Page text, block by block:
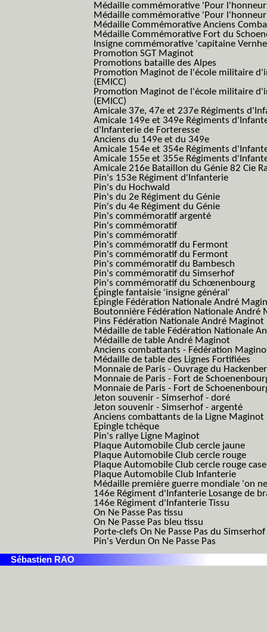
Médaille commémorative 'Pour
Médaille commémorative 'Pour
Médaille Commémorative Anciens
Médaille Commémorative Fort du
Insigne commémorative 'capitaine
Promotion SGT Maginot
Promotions bataille des Alpes
Promotion Maginot de l'école militaire
(EMICC)
Promotion Maginot de l'école militaire
(EMICC)
Amicale 37e, 47e et 237e Régiments
Amicale 149e et 349e Régiments
d'Infanterie de Forteresse
Anciens du 149e et du 349e
Amicale 154e et 354e Régiments
Amicale 155e et 355e Régiments
Amicale 216e Bataillon du Génie 82 Cie
Pin's 153e Régiment d'Infanterie
Pin's du Hochwald
Pin's du 2e Régiment du Génie
Pin's du 4e Régiment du Génie
Pin's commémoratif argenté
Pin's commémoratif
Pin's commémoratif
Pin's commémoratif du Fermont
Pin's commémoratif du Fermont
Pin's commémoratif du Bambesch
Pin's commémoratif du Simserhof
Pin's commémoratif du Schœnenbourg
Épingle fantaisie 'insigne général'
Épingle Fédération Nationale André
Boutonnière Fédération Nationale André
Pins Fédération Nationale André Maginot
Médaille de table Fédération Nationale
Médaille de table André Maginot
Anciens combattants - Fédération
Médaille de table des Lignes Fortifiées
Monnaie de Paris - Ouvrage du
Monnaie de Paris - Fort de
Monnaie de Paris - Fort de
Jeton souvenir - Simserhof - doré
Jeton souvenir - Simserhof - argenté
Anciens combattants de la Ligne Maginot
Epingle tchèque
Pin's rallye Ligne Maginot
Plaque Automobile Club cercle jaune
Plaque Automobile Club cercle rouge
Plaque Automobile Club cercle rouge
Plaque Automobile Club Infanterie
Médaille première guerre mondiale 'on
146e Régiment d'Infanterie Losange de
146e Régiment d'Infanterie Tissu
On Ne Passe Pas tissu
On Ne Passe Pas bleu tissu
Porte-clefs On Ne Passe Pas du Simserhof
Pin's Verdun On Ne Passe Pas
Sébastien RAO